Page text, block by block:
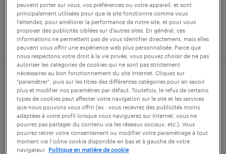
publié le 3 août 2026
cariste (f/h)
metz, moselle
intérim
12,27 € par heure
peuvent porter sur vous, vos préférences ou votre appareil, et sont
principalement utilisées pour que le site fonctionne comme vous
l’attendez, pour améliorer la performance de notre site, et pour vous
proposer des publicités ciblées sur d’autres sites. En général, ces
informations ne permettent pas de vous identifier directement, mais elles
peuvent vous offrir une expérience web plus personnalisée. Parce que
nous respectons votre droit à la vie privée, vous pouvez choisir de ne pas
autoriser les catégories de cookies qui ne sont pas strictement
nécessaires au bon fonctionnement du site Internet. Cliquez sur
“paramétrer”, puis sur les titres des différentes catégories pour en savoir
plus et modifier nos paramètres par défaut. Toutefois, le refus de certains
types de cookies peut affecter votre navigation sur le site et les services
que nous pouvons vous offrir (ex : vous recevrez des publicités moins
adaptées à votre profil lorsque vous naviguerez sur Internet, vous ne
pourrez pas partager du contenu via les réseaux sociaux, etc.). Vous
pourrez retirer votre consentement ou modifier votre paramétrage à tout
moment via l’icône cookie disponible en bas et à gauche de votre
navigateur.
Politique en matière de cookie